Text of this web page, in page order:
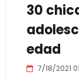
30
edad
7/18/2021